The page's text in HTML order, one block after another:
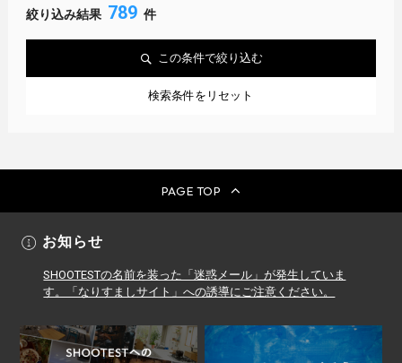
絞り込み結果 789 件
この条件で絞り込む
検索条件をリセット
PAGE TOP
お知らせ
SHOOTESTの名前を装った「迷惑メール」が発生していま
す。「なりすましサイト」への誘導にご注意ください。